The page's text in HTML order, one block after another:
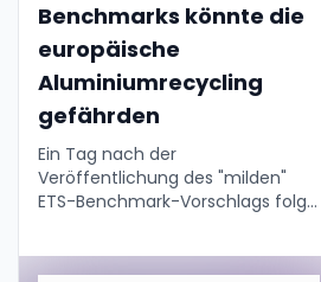
Benchmarks könnte die
europäische
Aluminiumrecycling
gefährden
Ein Tag nach der
Veröffentlichung des "milden"
ETS-Benchmark-Vorschlags folgt
Aluminiumrecycling und die